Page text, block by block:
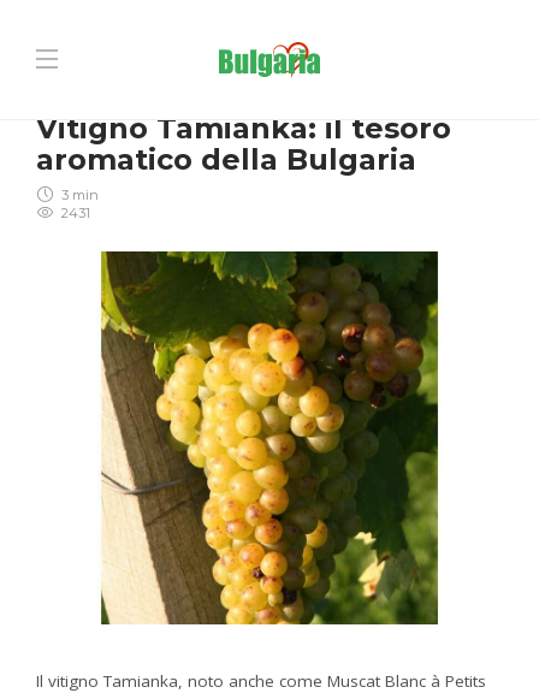
Vitigno Tamianka: il tesoro
aromatico della Bulgaria
3 min
2431
Il vitigno Tamianka, noto anche come Muscat Blanc à Petits